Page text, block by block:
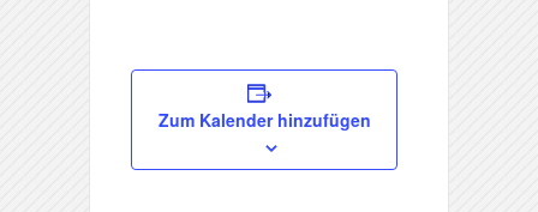
Zum Kalender hinzufügen